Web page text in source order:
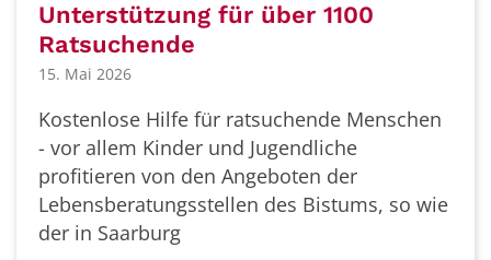
Unterstützung für über 1100
Ratsuchende
15. Mai 2026
Kostenlose Hilfe für ratsuchende Menschen
- vor allem Kinder und Jugendliche
profitieren von den Angeboten der
Lebensberatungsstellen des Bistums, so wie
der in Saarburg